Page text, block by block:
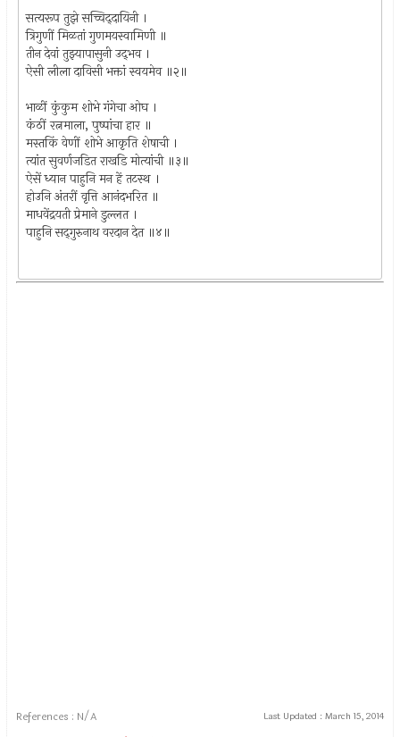
सत्यरूप तुझे सच्चिद्‌दायिनी ।
त्रिगुणीं मिळतां गुणमयस्वामिणी ॥
तीन देवां तुझ्यापासुनी उद्‌भव ।
ऐसी लीला दाविसी भक्तां स्वयमेव ॥२॥
भाळीं कुंकुम शोभे गंगेचा ओघ ।
कंठीं रत्नमाला, पुष्पांचा हार ॥
मस्तकिं वेणीं शोभे आकृति शेषाची ।
त्यांत सुवर्णजडित राखडि मोत्यांची ॥३॥
ऐसें ध्यान पाहुनि मन हें तटस्थ ।
होउनि अंतरीं वृत्ति आनंदभरित ॥
माधवेंद्रयती प्रेमाने डुल्लत ।
पाहुनि सद्‌गुरुनाथ वरदान देत ॥४॥
References : N/A Last Updated : March 15, 2014